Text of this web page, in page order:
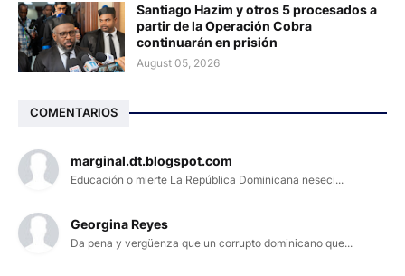
Santiago Hazim y otros 5 procesados a
partir de la Operación Cobra
continuarán en prisión
August 05, 2026
COMENTARIOS
marginal.dt.blogspot.com
Educación o mierte La República Dominicana neseci...
Georgina Reyes
Da pena y vergüenza que un corrupto dominicano que...